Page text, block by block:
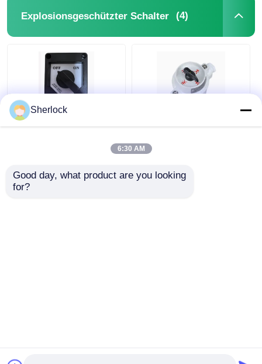
Explosionsgeschützter Schalter (4)
Explosionsgeschützter
Korrosionsbeständig
IP65
Bestpreis
Schaltfläche für die
Beleuchtungssteuerung
Bestpreis
Sherlock
6:30 AM
Good day, what product are you looking
for?